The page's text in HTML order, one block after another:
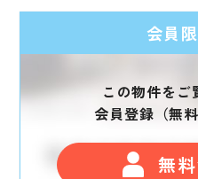
会員
この物件をご
会員登録（無
無